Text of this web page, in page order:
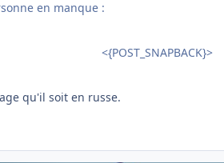
en manque :
<{POST_SNAPBACK}>
qu'il soit en russe.